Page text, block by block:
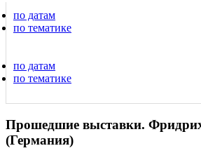
по датам
по тематике
по датам
по тематике
Прошедшие выставки.
(Германия)